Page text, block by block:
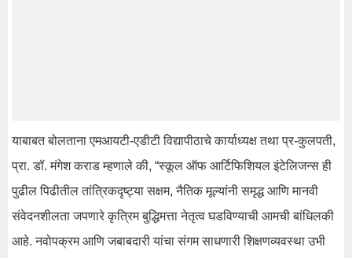
याबाबत बोलताना एमआयटी-एडीटी विद्यापीठाचे कार्याध्यक्ष तथा प्र-कुलपती,
प्रा. डॉ. मंगेश कराड म्हणाले की, “स्कूल ऑफ आर्टिफिशियल इंटेलिजन्स ही
पुढील पिढीतील तांत्रिकदृष्ट्या सक्षम, नैतिक मूल्यांनी समृद्ध आणि मानवी
संवेदनशीलता जपणारे कृत्रिम बुद्धिमत्ता नेतृत्व घडविण्याची आमची बांधिलकी
आहे. नवोपक्रम आणि जबाबदारी यांचा संगम साधणारी शिक्षणव्यवस्था उभी